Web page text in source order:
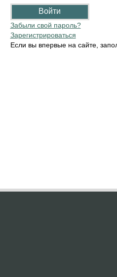
Забыли свой пароль?
Зарегистрироваться
Если вы впервые на сайте,